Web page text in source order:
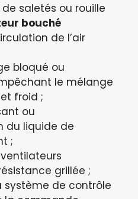
saletés ou rouille
bouché
de l’air
bloqué ou
le mélange
froid ;
ou
du liquide de
;
grillée ;
de contrôle